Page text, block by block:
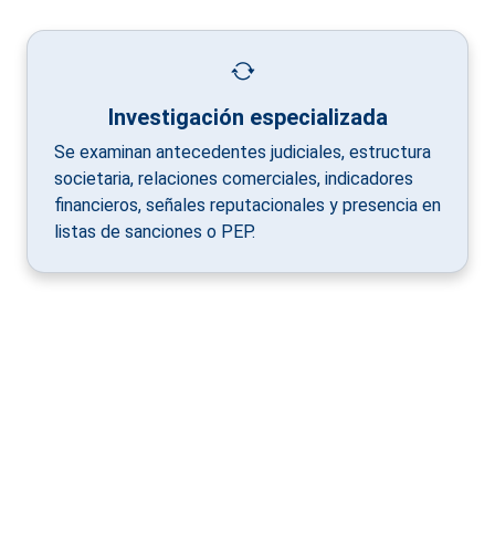
Investigación especializada
Se examinan antecedentes judiciales, estructura
societaria, relaciones comerciales, indicadores
financieros, señales reputacionales y presencia en
listas de sanciones o PEP.